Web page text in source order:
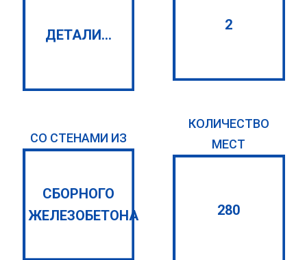
ДЕТАЛИ...
2
СО СТЕНАМИ ИЗ
СБОРНОГО
ЖЕЛЕЗОБЕТОНА
КОЛИЧЕСТВО
МЕСТ
280